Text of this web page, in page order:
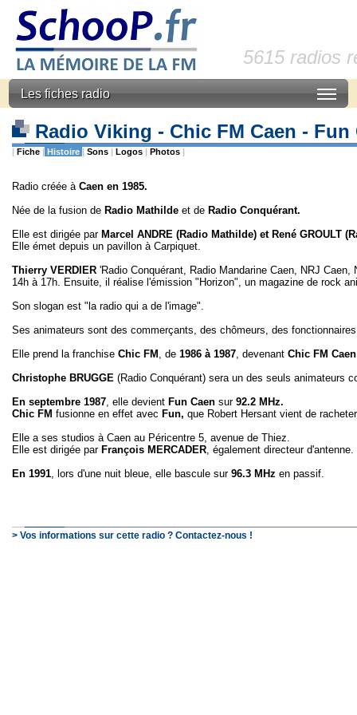
5615 radios
Les fiches radio
Radio Viking - Chic FM Caen -
| Fiche | Histoire | Sons | Logos | Photos |
Radio créée à Caen en 1985.
Née de la fusion de Radio Mathilde et de Radio Conquérant.
Elle est dirigée parMarcel ANDRE (Radio Mathilde) et René GROULT
Elle émet depuis un pavillon à Carpiquet.
Thierry VERDIER 'Radio Conquérant, Radio Mandarine Caen, NRJ
14h à 17h. Ensuite, il réalise l'émission "Horizon", un magazine de rock
Son slogan est "la radio qui a de l'image".
Ses animateurs sont des commerçants, des chômeurs, des
Elle prend la franchise Chic FM , de 1986 à 1987, devenant Chic FM Caen
Christophe BRUGGE (Radio Conquérant) sera un des seuls animateurs
En septembre 1987, elle devient Fun Caen sur92.2 MHz.
Chic FM fusionne en effet avec Fun, que Robert Hersant vient de
Elle a ses studios à Caen au Péricentre 5, avenue de Thiez.
Elle est dirigée par François MERCADER, également directeur d'antenne.
En 1991, lors d'une nuit bleue, elle bascule sur 96.3 MHz en passif.
> Vos informations sur cette radio ? Contactez-nous !